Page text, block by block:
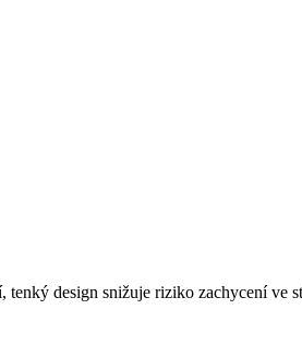
design snižuje riziko zachycení ve